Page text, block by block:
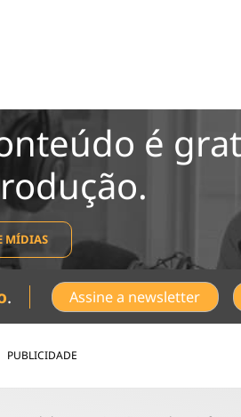
é
MÍDIAS
. Assine a newsletter
PUBLICIDADE